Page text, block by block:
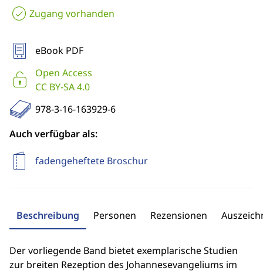
Zugang vorhanden
eBook PDF
Open Access
CC BY-SA 4.0
978-3-16-163929-6
Auch verfügbar als:
fadengeheftete Broschur
Beschreibung Personen Rezensionen
Der vorliegende Band bietet exemplarische Studien
zur breiten Rezeption des Johannesevangeliums im